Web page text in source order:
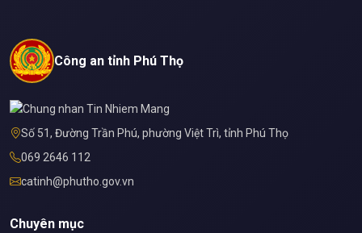
Công an tỉnh Phú Thọ
Số 51, Đường Trần Phú, phường Việt Trì, tỉnh Phú Thọ
069 2646 112
catinh@phutho.gov.vn
Chuyên mục